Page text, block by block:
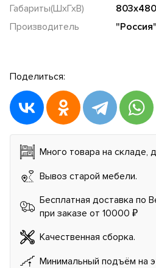
Габариты(ШхГхВ)
Производитель
"Россия"
Поделиться:
Много товара на складе,
Вывоз старой мебели.
Бесплатная доставка по
при заказе от 10000 ₽
Качественная сборка.
Минимальный подъём на